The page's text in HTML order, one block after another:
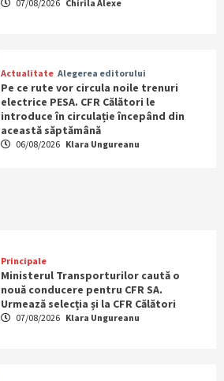
07/08/2026 Chirila Alexe
Actualitate Alegerea editorului
Pe ce rute vor circula noile trenuri
electrice PESA. CFR Călători le
introduce în circulație începând din
această săptămână
06/08/2026 Klara Ungureanu
Principale
Ministerul Transporturilor caută o
nouă conducere pentru CFR SA.
Urmează selecția și la CFR Călători
07/08/2026 Klara Ungureanu